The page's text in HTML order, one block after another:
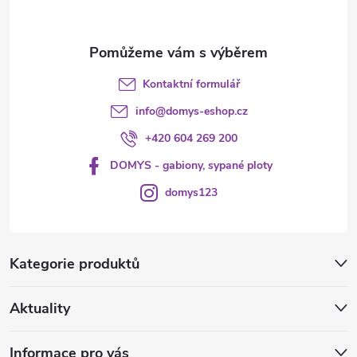
Kategorie produktů
Aktuality
Informace pro vás
Kontaktní formulář
info@domys-eshop.cz
+420 604 269 200
DOMYS - gabiony, sypané ploty
domys123